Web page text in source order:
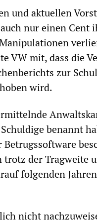
und aktuellen
nur einen Cent
VW mit, dass die
zur
wird.
benannt
trotz der Tragweite
folgenden
nicht